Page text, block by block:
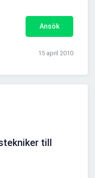
Ansök
15 april 2010
till